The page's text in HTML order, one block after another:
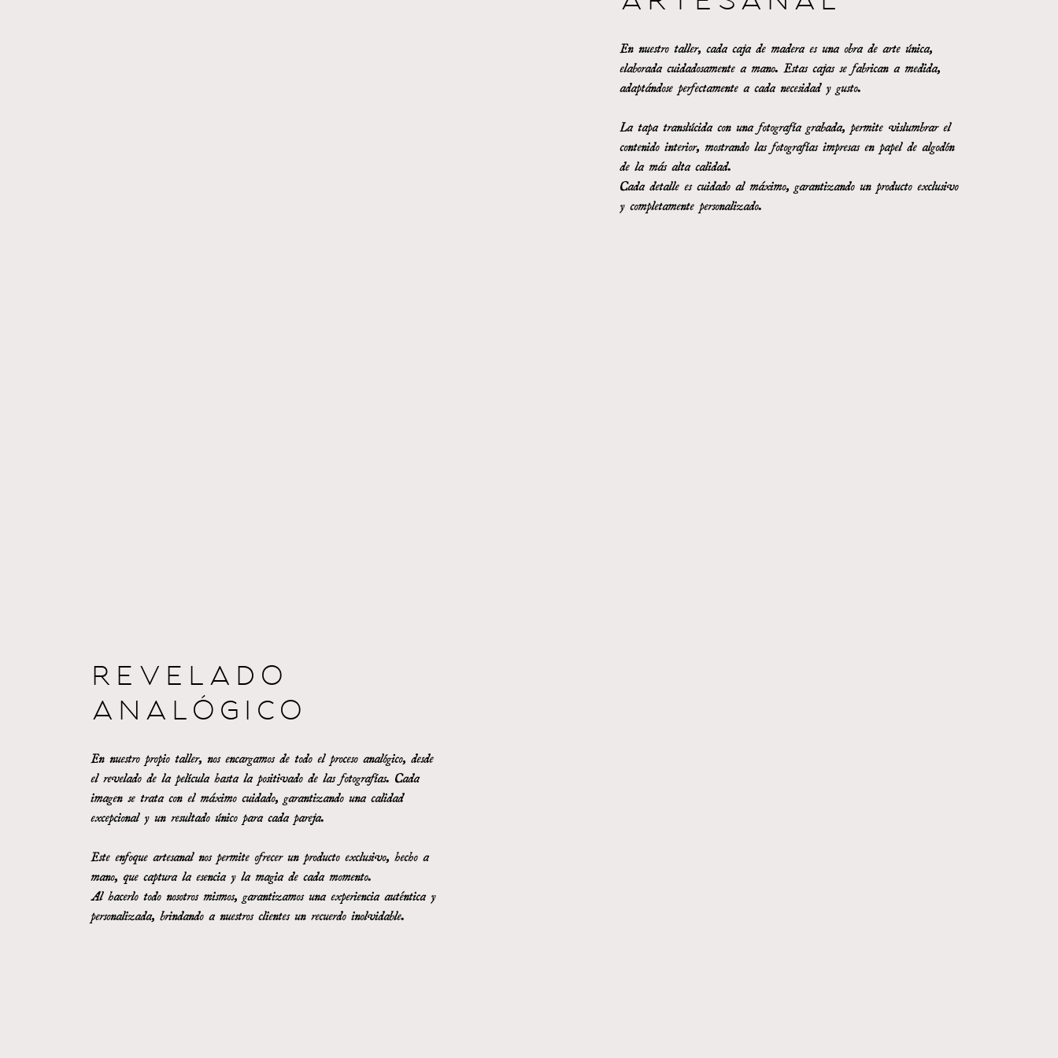
En nuestro taller, cada caja de madera es una obra de arte única,
elaborada cuidadosamente a mano. Estas cajas se fabrican a medida,
adaptándose perfectamente a cada necesidad y gusto.
La tapa translúcida con una fotografía grabada, permite vislumbrar el
contenido interior, mostrando las fotografías impresas en papel de algodón
de la más alta calidad.
Cada detalle es cuidado al máximo, garantizando un producto exclusivo
y completamente personalizado.
REVELADO
ANALÓGICO
En nuestro propio taller, nos encargamos de todo el proceso analógico, desde
el revelado de la película hasta la positivado de las fotografías. Cada
imagen se trata con el máximo cuidado, garantizando una calidad
excepcional y un resultado único para cada pareja.
Este enfoque artesanal nos permite ofrecer un producto exclusivo, hecho a
mano, que captura la esencia y la magia de cada momento.
Al hacerlo todo nosotros mismos, garantizamos una experiencia auténtica y
personalizada, brindando a nuestros clientes un recuerdo inolvidable.